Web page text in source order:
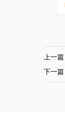
上一篇
下一篇